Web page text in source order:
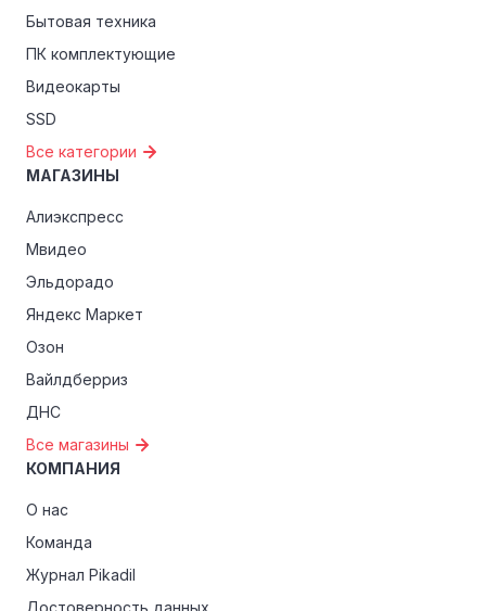
пенсионеров.
Бытовая техника
ПК комплектующие
Видеокарты
SSD
Все категории
МАГАЗИНЫ
Алиэкспресс
Мвидео
Эльдорадо
Яндекс Маркет
Озон
Вайлдберриз
ДНС
Все магазины
КОМПАНИЯ
О нас
Команда
Журнал Pikadil